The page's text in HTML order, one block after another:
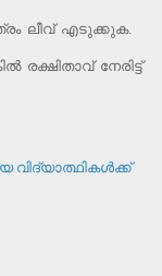
ലീവ് എടുക്കുക.
രക്ഷിതാവ് നേരിട്ട്
വിദ്യാത്ഥികള്‍ക്ക്